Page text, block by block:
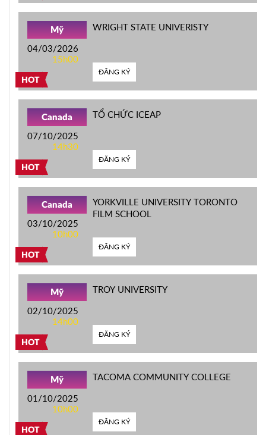
HOT
Mỹ
04/03/2026
15h00
WRIGHT STATE UNIVERISTY
ĐĂNG KÝ
HOT
Canada
07/10/2025
14h30
TỔ CHỨC ICEAP
ĐĂNG KÝ
HOT
Canada
03/10/2025
10h00
YORKVILLE UNIVERSITY TORONTO
FILM SCHOOL
ĐĂNG KÝ
HOT
Mỹ
02/10/2025
14h00
TROY UNIVERSITY
ĐĂNG KÝ
HOT
Mỹ
01/10/2025
10h00
TACOMA COMMUNITY COLLEGE
ĐĂNG KÝ